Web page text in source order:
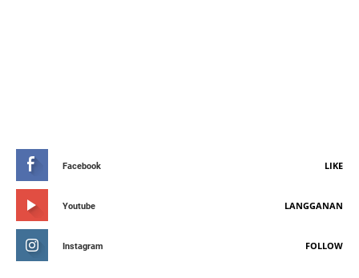
Facebook LIKE
Youtube LANGGANAN
Instagram FOLLOW